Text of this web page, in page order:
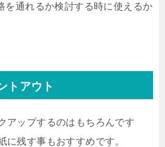
を通れるか検討する時に使えるか
トアウト
アップするのはもちろんです
に残す事もおすすめです。